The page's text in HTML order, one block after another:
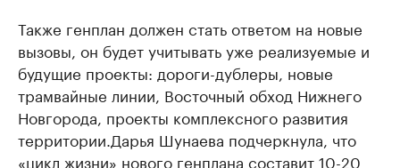
Также генплан должен стать ответом на новые
вызовы, он будет учитывать уже реализуемые и
будущие проекты: дороги-дублеры, новые
трамвайные линии, Восточный обход Нижнего
Новгорода, проекты комплексного развития
территории.Дарья Шунаева подчеркнула, что
«цикл жизни» нового генплана составит 10-20